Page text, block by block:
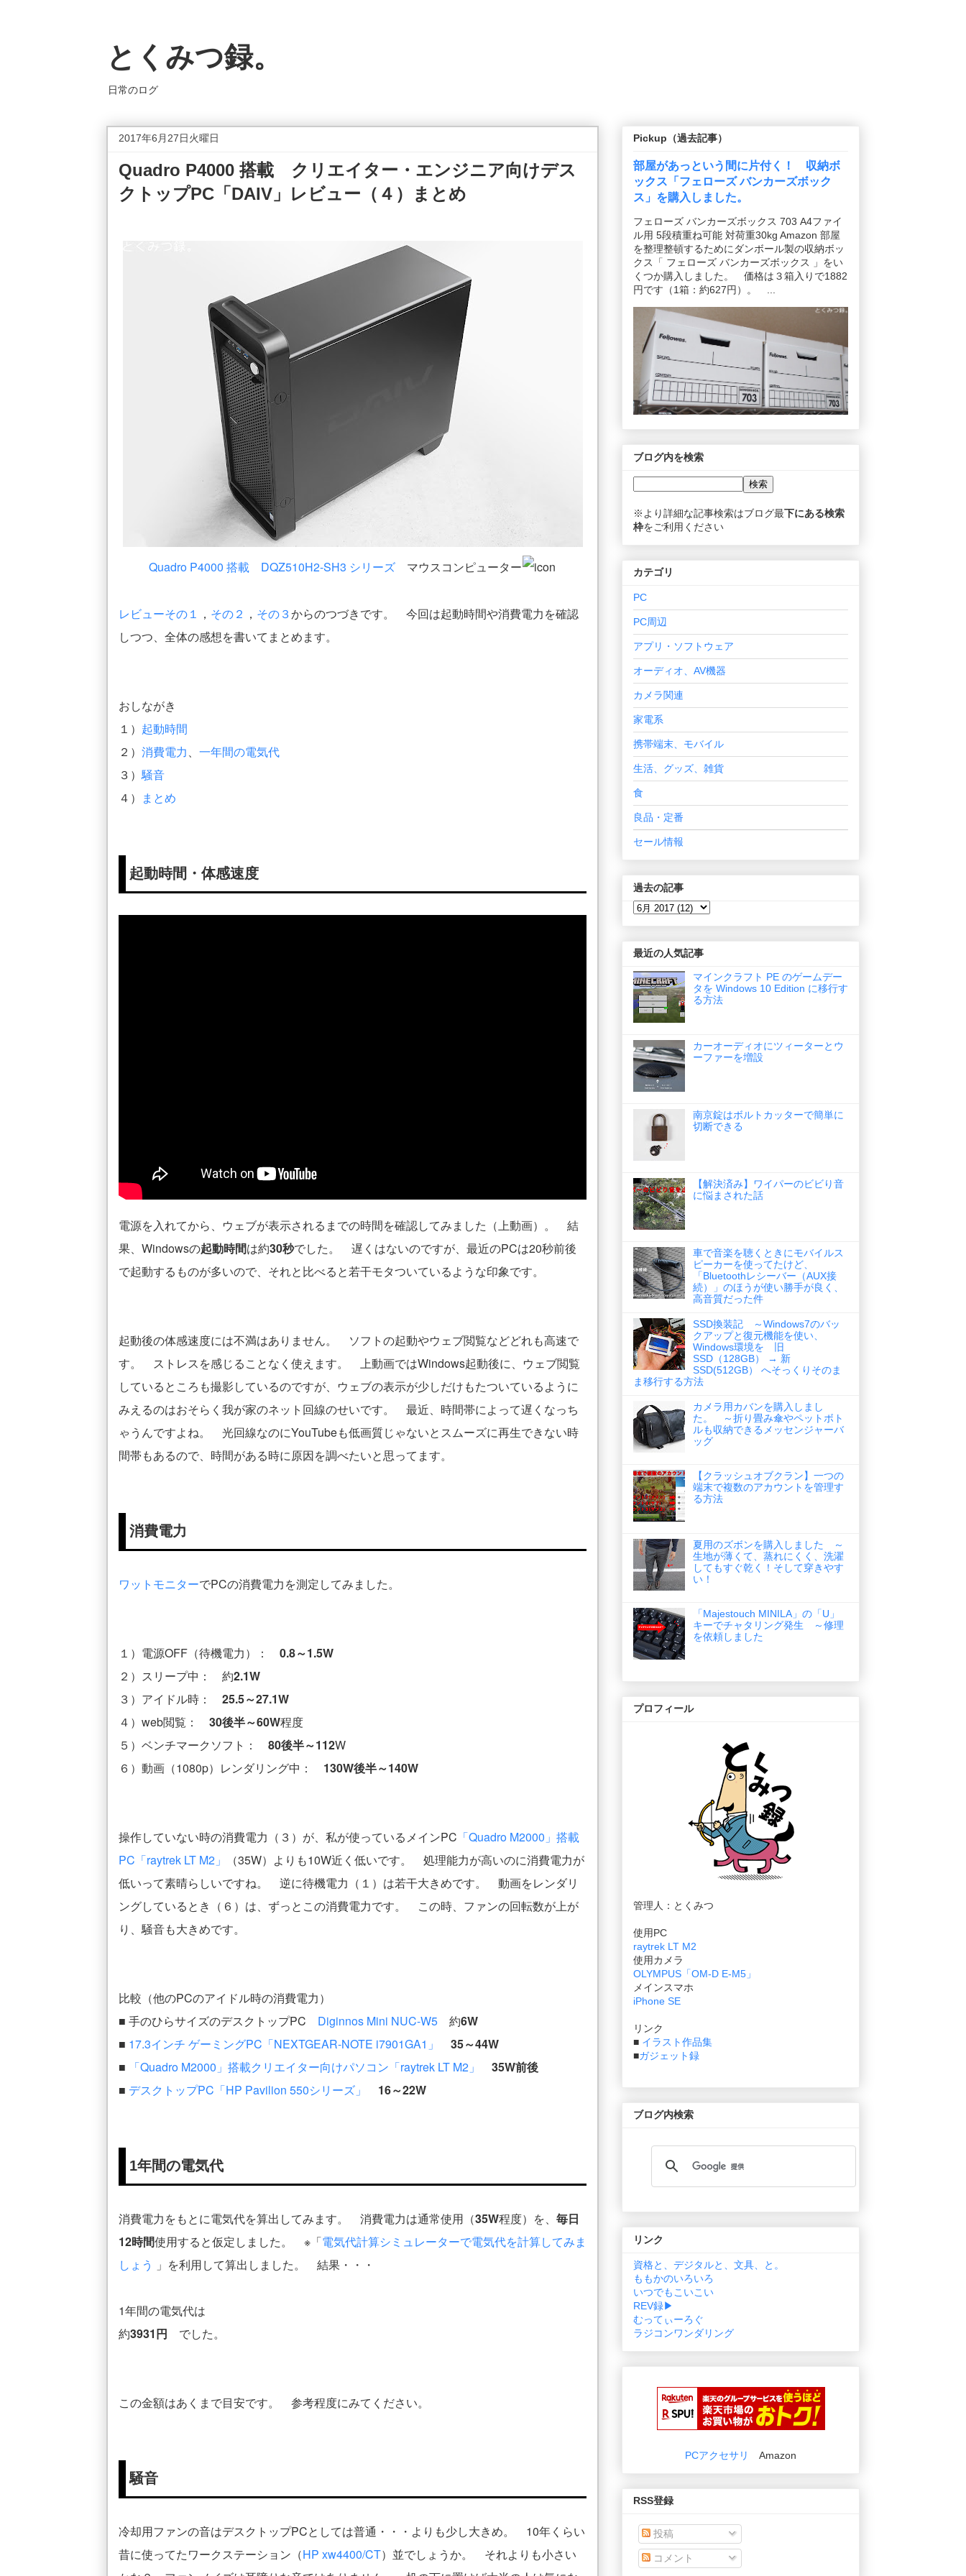
とくみつ録。
日常のログ
2017年6月27日火曜日
Quadro P4000 搭載 クリエイター・エンジニア向けデス
クトップPC「DAIV」レビュー（４）まとめ
Quadro P4000 搭載 DQZ510H2-SH3 シリーズ マウスコンピューター
レビューその１ ， その２ ， その３からのつづきです。 今回は起動時間や消費電力を確認
しつつ、全体の感想を書いてまとめます。
おしながき
１） 起動時間
２） 消費電力、 一年間の電気代
３）騒音
４） まとめ
起動時間・体感速度
電源を入れてから、ウェブが表示されるまでの時間を確認してみました（上動画）。 結
果、Windowsの起動時間は約30秒でした。 遅くはないのですが、最近のPCは20秒前後
で起動するものが多いので、それと比べると若干モタついているような印象です。
起動後の体感速度には不満はありません。 ソフトの起動やウェブ閲覧などどれも高速で
す。 ストレスを感じることなく使えます。 上動画ではWindows起動後に、ウェブ閲覧
しているところも撮影しているのですが、ウェブの表示が少しだけもたついているように
みえるのはおそらく我が家のネット回線のせいです。 最近、時間帯によって遅くなっち
ゃうんですよね。 光回線なのにYouTubeも低画質じゃないとスムーズに再生できない時
間帯もあるので、時間がある時に原因を調べたいと思ってます。
消費電力
ワットモニターでPCの消費電力を測定してみました。
１）電源OFF（待機電力）： 0.8～1.5W
２）スリープ中： 約2.1W
３）アイドル時： 25.5～27.1W
４）web閲覧： 30後半～60W程度
５）ベンチマークソフト： 80後半～112W
６）動画（1080p）レンダリング中： 130W後半～140W
操作していない時の消費電力（３）が、私が使っているメインPC 「Quadro M2000」搭載
PC「raytrek LT M2」
（35W）よりも10W近く低いです。 処理能力が高いのに消費電力が
低いって素晴らしいですね。 逆に待機電力（１）は若干大きめです。 動画をレンダリ
ングしているとき（６）は、ずっとこの消費電力です。 この時、ファンの回転数が上が
り、騒音も大きめです。
比較（他のPCのアイドル時の消費電力）
■ 手のひらサイズのデスクトップPC Diginnos Mini NUC-W5 約6W
■ 17.3インチ ゲーミングPC「NEXTGEAR-NOTE i7901GA1」
35～44W
■
「Quadro M2000」搭載クリエイター向けパソコン「raytrek LT M2」
35W前後
■ デスクトップPC「HP Pavilion 550シリーズ」 16～22W
1年間の電気代
消費電力をもとに電気代を算出してみます。 消費電力は通常使用（35W程度）を、 毎日
12時間使用すると仮定しました。 ※「電気代計算シミュレーターで電気代を計算してみま
しょう
」を利用して算出しました。 結果・・・
1年間の電気代は
約3931円 でした。
この金額はあくまで目安です。 参考程度にみてください。
騒音
冷却用ファンの音はデスクトップPCとしては普通・・・よりも少し大きめ。 10年くらい
昔に使ってたワークステーション（HP xw4400/CT）並でしょうか。 それよりも小さい
Pickup（過去記事）
部屋があっという間に片付く！ 収納ボ
ックス「フェローズ バンカーズボック
ス」を購入しました。
フェローズ バンカーズボックス 703 A4ファイ
ル用 5段積重ね可能 対荷重30kg Amazon 部屋
を整理整頓するためにダンボール製の収納ボッ
クス「 フェローズ バンカーズボックス 」をい
くつか購入しました。 価格は３箱入りで1882
円です（1箱：約627円）。 ...
ブログ内を検索
※より詳細な記事検索はブログ最下にある検索
枠をご利用ください
カテゴリ
PC
PC周辺
アプリ・ソフトウェア
オーディオ、AV機器
カメラ関連
家電系
携帯端末、モバイル
生活、グッズ、雑貨
食
良品・定番
セール情報
過去の記事
最近の人気記事
マインクラフト PE のゲームデー
タを Windows 10 Edition に移行す
る方法
カーオーディオにツィーターとウ
ーファーを増設
南京錠はボルトカッターで簡単に
切断できる
【解決済み】ワイパーのビビり音
に悩まされた話
車で音楽を聴くときにモバイルス
ピーカーを使ってたけど、
「Bluetoothレシーバー（AUX接
続）」のほうが使い勝手が良く、
高音質だった件
SSD換装記 ～Windows7のバッ
クアップと復元機能を使い、
Windows環境を 旧
SSD（128GB） → 新
SSD(512GB） へそっくりそのま
ま移行する方法
カメラ用カバンを購入しまし
た。 ～折り畳み傘やペットボト
ルも収納できるメッセンジャーバ
ッグ
【クラッシュオブクラン】一つの
端末で複数のアカウントを管理す
る方法
夏用のズボンを購入しました ～
生地が薄くて、蒸れにくく、洗濯
してもすぐ乾く！そして穿きやす
い！
「Majestouch MINILA」の「U」
キーでチャタリング発生 ～修理
を依頼しました
プロフィール
管理人：とくみつ
使用PC
raytrek LT M2
使用カメラ
OLYMPUS「OM-D E-M5」
メインスマホ
iPhone SE
リンク
■ イラスト作品集
■ガジェット録
ブログ内検索
リンク
資格と、デジタルと、文具、と。
ももかのいろいろ
いつでもこいこい
REV録▶
むってぃーろぐ
ラジコンワンダリング
PCアクセサリ Amazon
RSS登録
投稿
コメント